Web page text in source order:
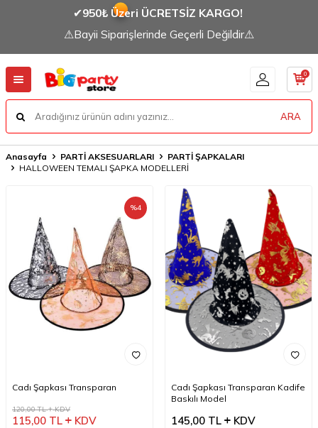
✔950₺ Üzeri ÜCRETSİZ KARGO!
⚠Bayii Siparişlerinde Geçerli Değildir⚠
ARA
0
Anasayfa PARTİ AKSESUARLARI
PARTİ ŞAPKALARI
HALLOWEEN TEMALI ŞAPKA MODELLERİ
%4
Cadı Şapkası Transparan
120,00TL KDV
115,00 TL KDV
Cadı Şapkası Transparan Kadife
Baskılı Model
145,00 TL KDV